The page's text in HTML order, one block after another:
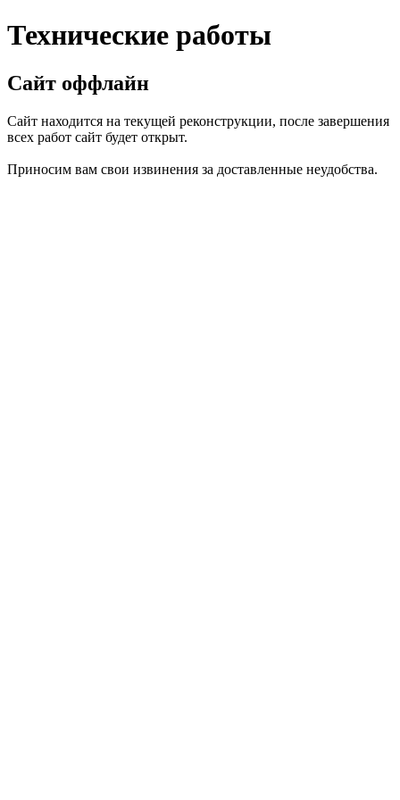
Технические работы
Сайт оффлайн
Сайт находится на текущей реконструкции, после завершения
всех работ сайт будет открыт.
Приносим вам свои извинения за доставленные неудобства.